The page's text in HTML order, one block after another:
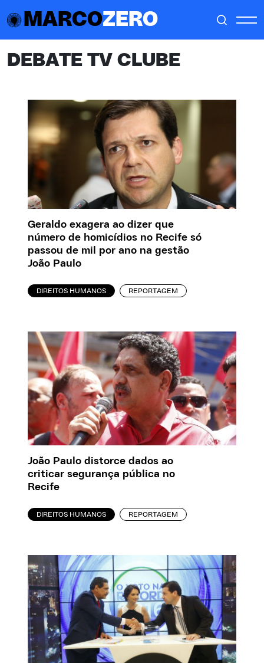
MARCOZERO
DEBATE TV CLUBE
Geraldo exagera ao dizer que
número de homicídios no Recife só
passou de mil por ano na gestão
João Paulo
DIREITOS HUMANOS REPORTAGEM
João Paulo distorce dados ao
criticar segurança pública no
Recife
DIREITOS HUMANOS REPORTAGEM